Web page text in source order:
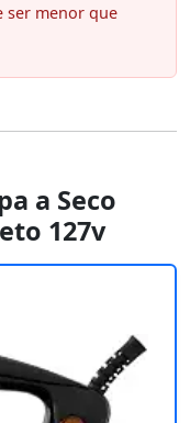
ser menor que
a Seco
127v